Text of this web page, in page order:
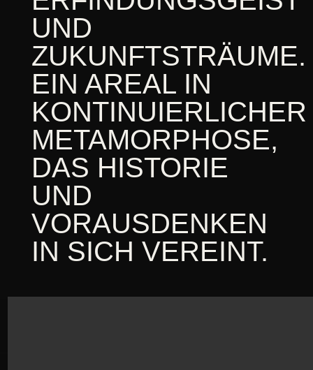
UND
ZUKUNFTSTRÄUME.
EIN AREAL IN
KONTINUIERLICHER
METAMORPHOSE,
DAS HISTORIE
UND
VORAUSDENKEN
IN SICH VEREINT.